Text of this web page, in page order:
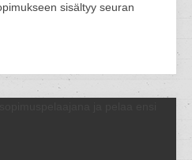
sisältyy seuran